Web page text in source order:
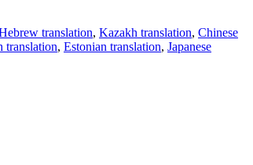
translation, Kazakh translation, Chinese
translation, Estonian translation, Japanese